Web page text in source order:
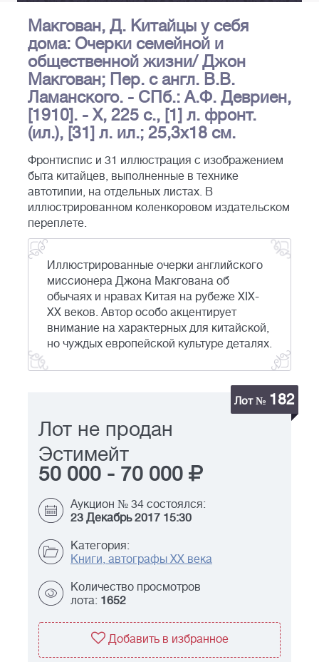
Макгован, Д. Китайцы у себя
дома: Очерки семейной и
общественной жизни/ Джон
Макгован; Пер. с англ. В.В.
Ламанского. - СПб.: А.Ф. Девриен,
[1910]. - X, 225 с., [1] л. фронт.
(ил.), [31] л. ил.; 25,3х18 см.
Фронтиспис и 31 иллюстрация с изображением
быта китайцев, выполненные в технике
автотипии, на отдельных листах. В
иллюстрированном коленкоровом издательском
переплете.
Иллюстрированные очерки английского
миссионера Джона Макгована об
обычаях и нравах Китая на рубеже XIX-
XX веков. Автор особо акцентирует
внимание на характерных для китайской,
но чуждых европейской культуре деталях.
Лот № 182
Лот не продан
Эстимейт
50 000 - 70 000
Аукцион № 34 состоялся:
23 Декабрь 2017 15:30
Категория:
Книги, автографы XX века
Количество просмотров
лота: 1652
Добавить в избранное